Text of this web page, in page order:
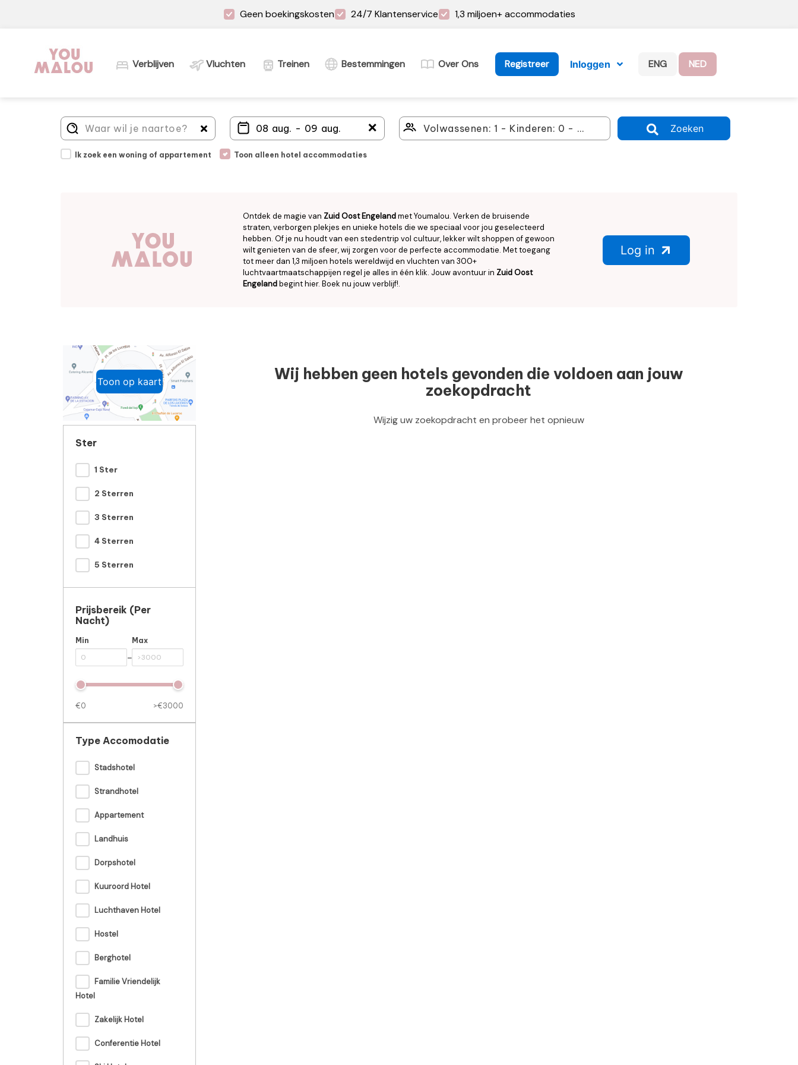
Geen boekingskosten 24/7 Klantenservice 1,3 miljoen+ accommodaties
Verblijven Vluchten Treinen Bestemmingen Over Ons Registreer Inloggen ENG NED
＋ Zoeken
Ik zoek een woning of appartement Toon alleen hotel accommodaties
Ontdek de magie van Zuid Oost Engelandmet Youmalou. Verken de bruisende
straten, verborgen plekjes en unieke hotels die we speciaal voor jou geselecteerd
hebben. Of je nu houdt van een stedentrip vol cultuur, lekker wilt shoppen of gewoon
wilt genieten van de sfeer, wij zorgen voor de perfecte accommodatie. Met toegang
tot meer dan 1,3 miljoen hotels wereldwijd en vluchten van 300+
luchtvaartmaatschappijen regel je alles in één klik. Jouw avontuur in Zuid Oost
Engelandbegint hier. Boek nu jouw verblijf!.
Log in
Wij hebben geen hotels gevonden die voldoen aan jouw
zoekopdracht
Wijzig uw zoekopdracht en probeer het opnieuw
Toon op kaart
Ster
1 Ster
2 Sterren
3 Sterren
4 Sterren
5 Sterren
Prijsbereik (per
Nacht)
Min
-
Max
€0 >€3000
Type Accomodatie
Stadshotel
Strandhotel
Appartement
Landhuis
Dorpshotel
Kuuroord Hotel
Luchthaven Hotel
Hostel
Berghotel
Familie Vriendelijk
Hotel
Zakelijk Hotel
Conferentie Hotel